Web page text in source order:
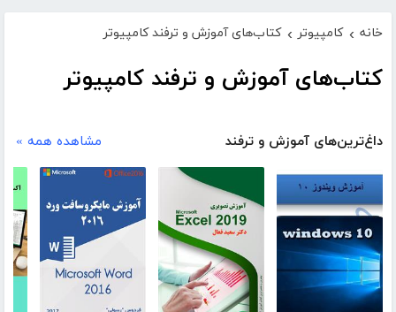
خانه › کامپیوتر › کتاب‌های آموزش و ترفند کامپیوتر
کتاب‌های آموزش و ترفند کامپیوتر
داغ‌ترین‌های آموزش و ترفند مشاهده همه »